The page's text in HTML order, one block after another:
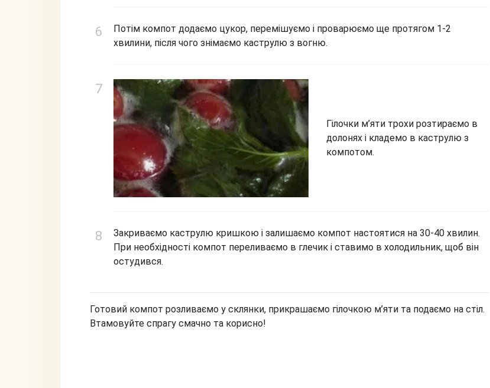
Потім компот додаємо цукор, перемішуємо і проварюємо ще протягом 1-2
хвилини, після чого знімаємо каструлю з вогню.
Гілочки м’яти трохи розтираємо в
долонях і кладемо в каструлю з
компотом.
Закриваємо каструлю кришкою і залишаємо компот настоятися на 30-40 хвилин.
При необхідності компот переливаємо в глечик і ставимо в холодильник, щоб він
остудився.
Готовий компот розливаємо у склянки, прикрашаємо гілочкою м’яти та подаємо на стіл.
Втамовуйте спрагу смачно та корисно!